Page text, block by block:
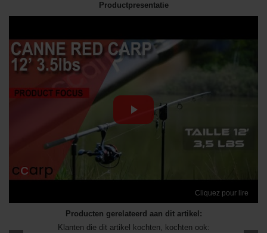
Productpresentatie
Cliquez pour lire
Producten gerelateerd aan dit artikel:
Klanten die dit artikel kochten, kochten ook: